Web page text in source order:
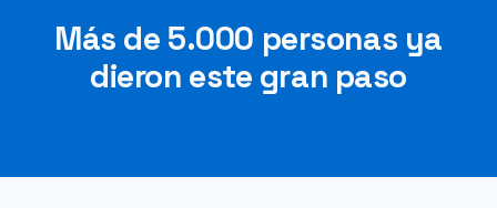
Más de 5.000 personas ya
dieron este gran paso